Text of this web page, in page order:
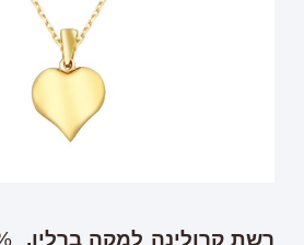
רשת קרולינה למקה ברלין,